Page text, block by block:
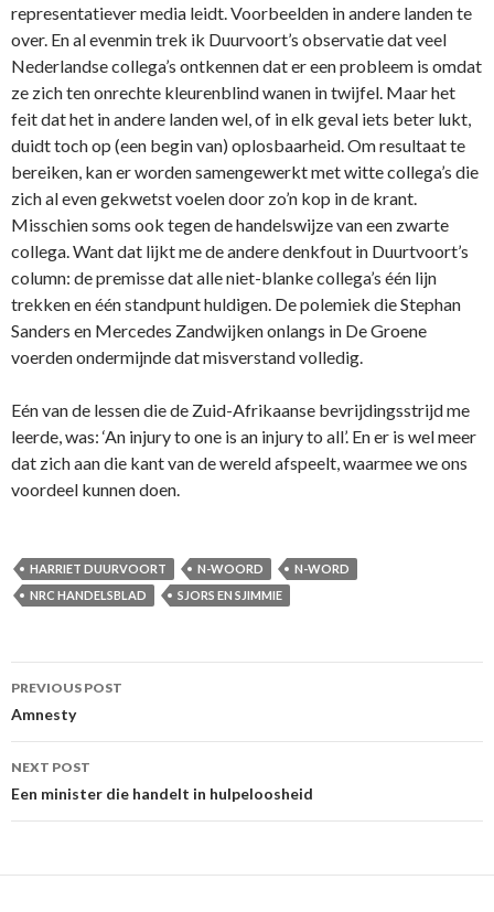
representatiever media leidt. Voorbeelden in andere landen te
over. En al evenmin trek ik Duurvoort’s observatie dat veel
Nederlandse collega’s ontkennen dat er een probleem is omdat
ze zich ten onrechte kleurenblind wanen in twijfel. Maar het
feit dat het in andere landen wel, of in elk geval iets beter lukt,
duidt toch op (een begin van) oplosbaarheid. Om resultaat te
bereiken, kan er worden samengewerkt met witte collega’s die
zich al even gekwetst voelen door zo’n kop in de krant.
Misschien soms ook tegen de handelswijze van een zwarte
collega. Want dat lijkt me de andere denkfout in Duurtvoort’s
column: de premisse dat alle niet-blanke collega’s één lijn
trekken en één standpunt huldigen. De polemiek die Stephan
Sanders en Mercedes Zandwijken onlangs in De Groene
voerden ondermijnde dat misverstand volledig.
Eén van de lessen die de Zuid-Afrikaanse bevrijdingsstrijd me
leerde, was: ‘An injury to one is an injury to all’. En er is wel meer
dat zich aan die kant van de wereld afspeelt, waarmee we ons
voordeel kunnen doen.
HARRIET DUURVOORT N-WOORD
N-WORD
NRC HANDELSBLAD
SJORS EN SJIMMIE
Post
navigation
PREVIOUS POST
Amnesty
NEXT POST
Een minister die handelt in hulpeloosheid